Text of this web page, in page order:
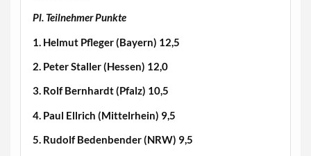
Pl. Teilnehmer Punkte
1. Helmut Pfleger (Bayern) 12,5
2. Peter Staller (Hessen) 12,0
3. Rolf Bernhardt (Pfalz) 10,5
4. Paul Ellrich (Mittelrhein) 9,5
5. Rudolf Bedenbender (NRW) 9,5